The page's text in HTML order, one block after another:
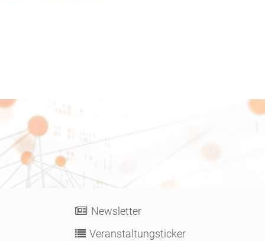
Newsletter
Veranstaltungsticker